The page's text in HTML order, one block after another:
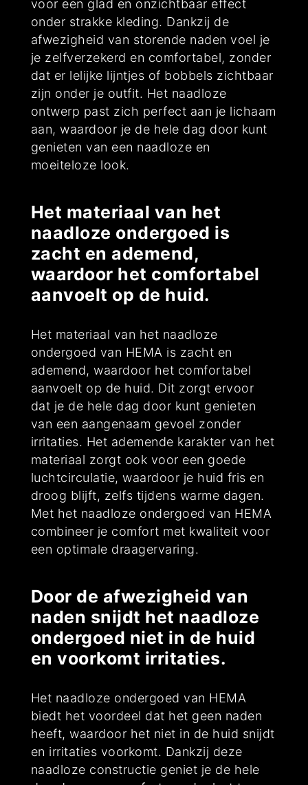
voor een glad en onzichtbaar effect
onder strakke kleding. Dankzij de
afwezigheid van storende naden voel je
je zelfverzekerd en comfortabel, zonder
dat er lelijke lijntjes of bobbels zichtbaar
zijn onder je outfit. Het naadloze
ontwerp past zich perfect aan je lichaam
aan, waardoor je de hele dag door kunt
genieten van een naadloze en
moeiteloze look.
Het materiaal van het
naadloze ondergoed is
zacht en ademend,
waardoor het comfortabel
aanvoelt op de huid.
Het materiaal van het naadloze
ondergoed van HEMA is zacht en
ademend, waardoor het comfortabel
aanvoelt op de huid. Dit zorgt ervoor
dat je de hele dag door kunt genieten
van een aangenaam gevoel zonder
irritaties. Het ademende karakter van het
materiaal zorgt ook voor een goede
luchtcirculatie, waardoor je huid fris en
droog blijft, zelfs tijdens warme dagen.
Met het naadloze ondergoed van HEMA
combineer je comfort met kwaliteit voor
een optimale draagervaring.
Door de afwezigheid van
naden snijdt het naadloze
ondergoed niet in de huid
en voorkomt irritaties.
Het naadloze ondergoed van HEMA
biedt het voordeel dat het geen naden
heeft, waardoor het niet in de huid snijdt
en irritaties voorkomt. Dankzij deze
naadloze constructie geniet je de hele